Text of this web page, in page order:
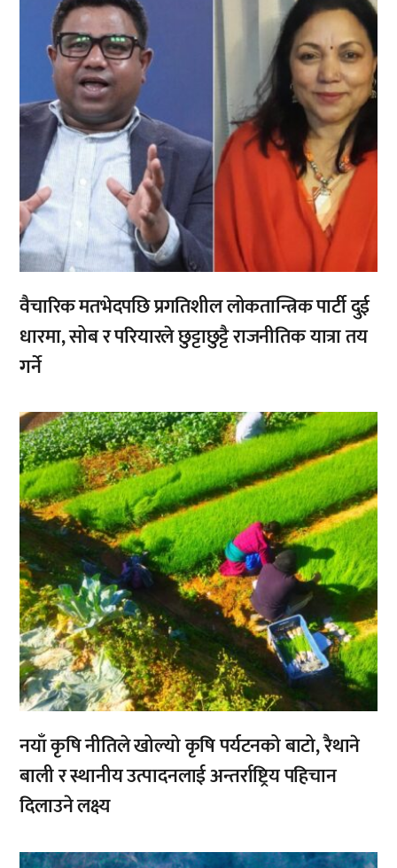
वैचारिक मतभेदपछि प्रगतिशील लोकतान्त्रिक पार्टी दुई
धारमा, सोब र परियारले छुट्टाछुट्टै राजनीतिक यात्रा तय
गर्ने
,
नयाँ कृषि नीतिले खोल्यो कृषि पर्यटनको बाटो, रैथाने
बाली र स्थानीय उत्पादनलाई अन्तर्राष्ट्रिय पहिचान
दिलाउने लक्ष्य
,